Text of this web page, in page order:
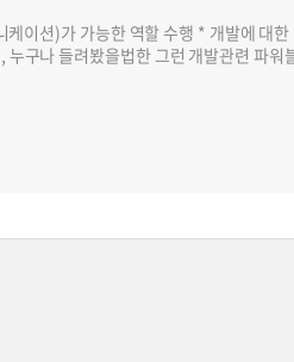
이션)가 가능한 역할 수행 * 개발에 대한
구나 들려봤을법한 그런 개발관련 파워